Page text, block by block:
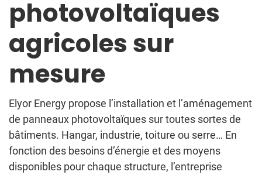
photovoltaïques
agricoles sur
mesure
Elyor Energy propose l’installation et l’aménagement
de panneaux photovoltaïques sur toutes sortes de
bâtiments. Hangar, industrie, toiture ou serre… En
fonction des besoins d’énergie et des moyens
disponibles pour chaque structure, l’entreprise